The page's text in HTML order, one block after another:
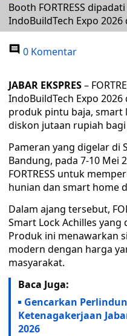
Booth FORTRESS
IndoBuildTech Expo
0 Komentar
JABAR EKSPRES–
IndoBuildTech Expo
produk pintu baja,
diskon jutaan rupiah
Pameran yang digelar di
Bandung, pada 7-10 Mei
FORTRESS untuk
hunian dan smart home
Dalam ajang tersebut,
Smart Lock Achilles
Produk ini menawarkan
modern dengan harga
masyarakat.
Baca Juga:
Gencarkan
Ketenagakerjaan
2026